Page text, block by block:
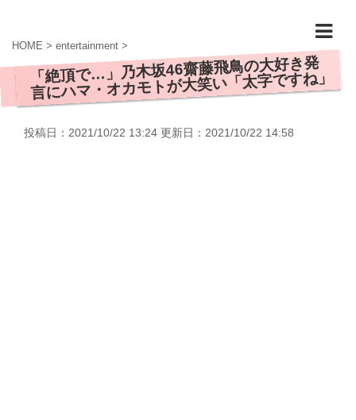
HOME > entertainment >
「絶頂で…」乃木坂46齋藤飛鳥の大好き発
言にハマ・オカモトが大笑い「太字ですね」
投稿日：2021/10/22 13:24 更新日： 2021/10/22 14:58